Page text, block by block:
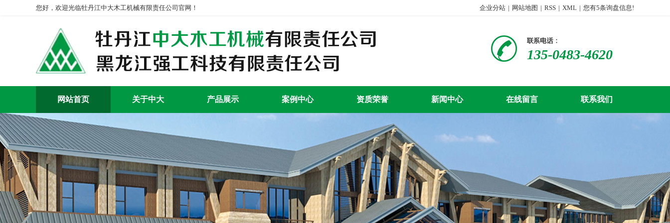
您好，欢迎光临牡丹江中大木工机械有限责任公司官网！ 企业分站 | 网站地图 | RSS | XML | 您有5条询盘信息!
135-0483-4620
网站首页 关于中大 产品展示 案例中心 资质荣誉 新闻中心 在线留言 联系我们